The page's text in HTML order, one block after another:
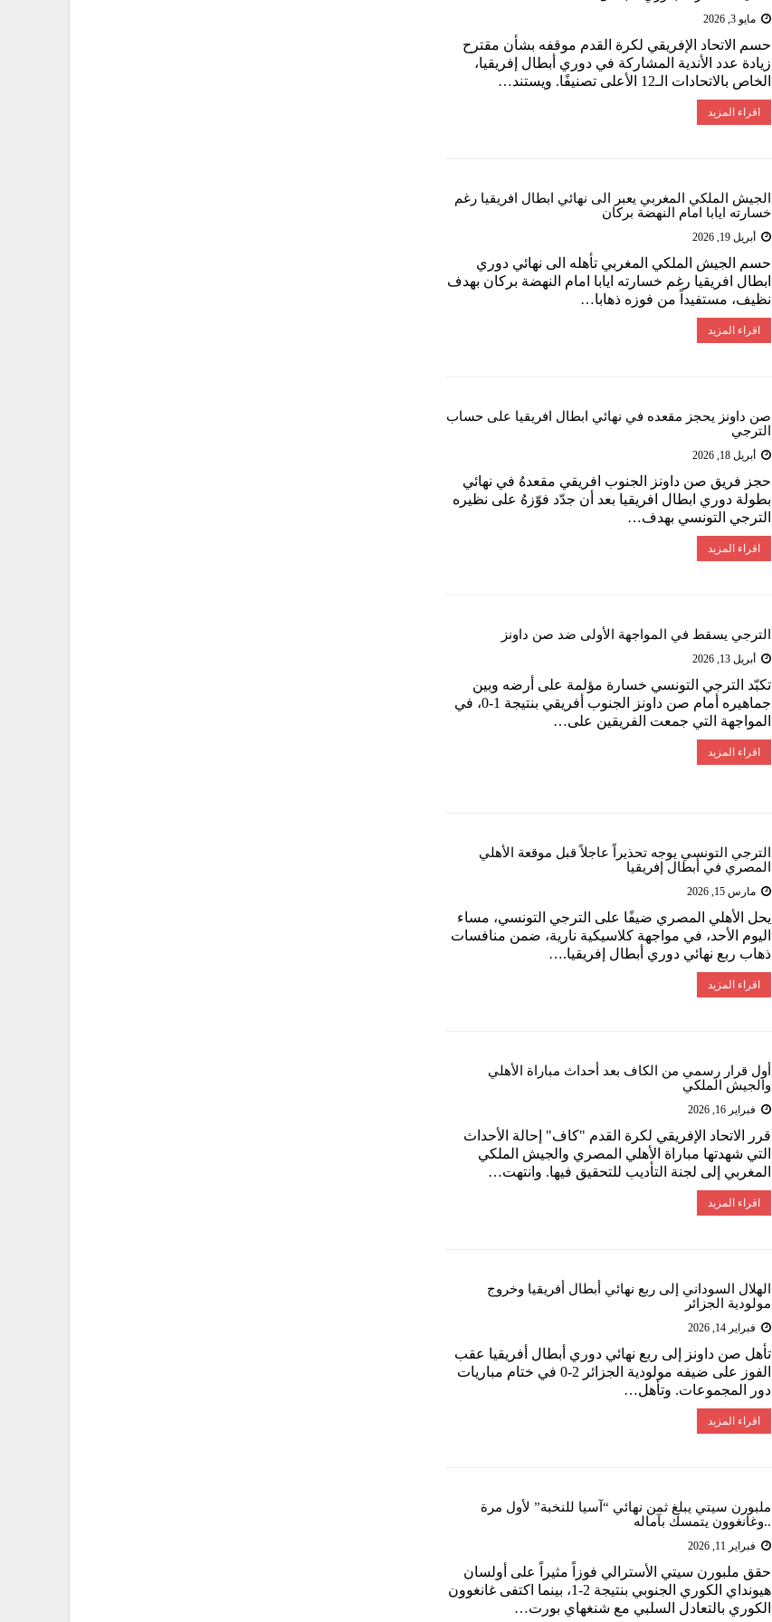
مايو 3, 2026
حسم الاتحاد الإفريقي لكرة القدم موقفه بشأن مقترح
زيادة عدد الأندية المشاركة في دوري أبطال إفريقيا،
الخاص بالاتحادات الـ12 الأعلى تصنيفًا. ويستند…
اقراء المزيد
الجيش الملكي المغربي يعبر الى نهائي ابطال افريقيا رغم
خسارته ايابا امام النهضة بركان
أبريل 19, 2026
حسم ​الجيش الملكي​ المغربي تأهله الى نهائي ​دوري
ابطال افريقيا​ رغم خسارته ايابا امام ​النهضة بركان​ بهدف
نظيف، مستفيداً من فوزه ذهابا…
اقراء المزيد
صن داونز يحجز مقعده في نهائي ابطال افريقيا على حساب
الترجي
أبريل 18, 2026
حجز فريق ​صن داونز​ الجنوب افريقي مقعدهُ في نهائي
بطولة ​دوري ابطال افريقيا​ بعد أن جدّد فوّزهُ على نظيره ​
الترجي التونسي​ بهدف…
اقراء المزيد
الترجي يسقط في المواجهة الأولى ضد صن داونز
أبريل 13, 2026
تكبّد ​الترجي​ التونسي خسارة مؤلمة على أرضه وبين
جماهيره أمام ​صن داونز​ الجنوب أفريقي بنتيجة 1-0، في
المواجهة التي جمعت الفريقين على…
اقراء المزيد
الترجي التونسي يوجه تحذيراً عاجلاً قبل موقعة الأهلي
المصري في أبطال إفريقيا
مارس 15, 2026
يحل الأهلي المصري ضيفًا على الترجي التونسي، مساء
اليوم الأحد، في مواجهة كلاسيكية نارية، ضمن منافسات
ذهاب ربع نهائي دوري أبطال إفريقيا.…
اقراء المزيد
أول قرار رسمي من الكاف بعد أحداث مباراة الأهلي
والجيش الملكي
فبراير 16, 2026
قرر الاتحاد الإفريقي لكرة القدم "كاف" إحالة الأحداث
التي شهدتها مباراة الأهلي المصري والجيش الملكي
المغربي إلى لجنة التأديب للتحقيق فيها. وانتهت…
اقراء المزيد
الهلال السوداني إلى ربع نهائي أبطال أفريقيا وخروج
مولودية الجزائر
فبراير 14, 2026
تأهل ​صن داونز​ إلى ربع نهائي دوري أبطال أفريقيا عقب
الفوز على ضيفه مولودية الجزائر 2-0 في ختام مباريات
دور المجموعات. وتأهل…
اقراء المزيد
ملبورن سيتي يبلغ ثمن نهائي “آسيا للنخبة” لأول مرة
..وغانغوون يتمسك بآماله
فبراير 11, 2026
حقق ​ملبورن سيتي​ الأسترالي فوزاً مثيراً على ​أولسان
هيونداي​ الكوري الجنوبي بنتيجة 2-1، بينما اكتفى ​غانغوون​
الكوري بالتعادل السلبي مع ​شنغهاي بورت​…